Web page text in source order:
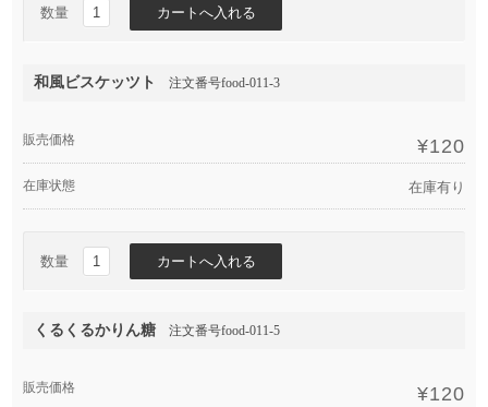
数量
和風ビスケッツト 注文番号food-011-3
販売価格 ¥120
在庫状態 在庫有り
数量
くるくるかりん糖 注文番号food-011-5
販売価格 ¥120